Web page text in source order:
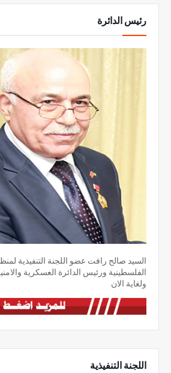
رئيس الدائرة
السيد صالح رافت عضو اللجنة التنفيذية
ولغاية الان
اللجنة التنفيذية